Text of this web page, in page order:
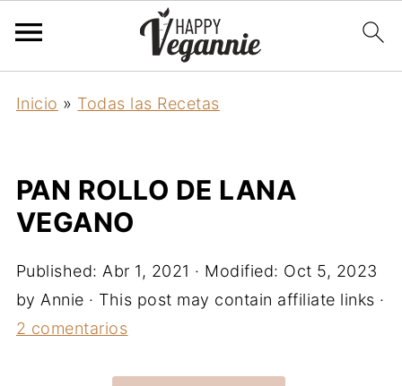
Inicio » Todas las Recetas
PAN ROLLO DE LANA
VEGANO
Published: Abr 1, 2021 · Modified: Oct 5, 2023
by Annie · This post may contain affiliate links ·
2 comentarios